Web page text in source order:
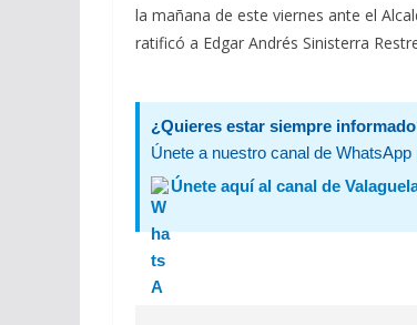
la mañana de este viernes ante el
ratificó a Edgar Andrés Sinisterra
¿Quieres estar siempre
Únete a nuestro canal de
Únete aquí al canal de